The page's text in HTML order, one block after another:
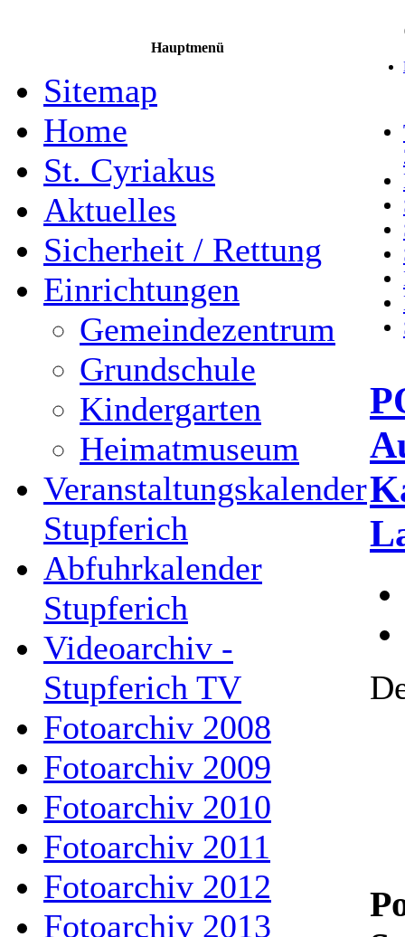
Hauptmenü
Sitemap
Home
St. Cyriakus
Aktuelles
Sicherheit / Rettung
Einrichtungen
Gemeindezentrum
Grundschule
Kindergarten
Heimatmuseum
Veranstaltungskalender
Stupferich
Abfuhrkalender
Stupferich
Videoarchiv -
Stupferich TV
Fotoarchiv 2008
Fotoarchiv 2009
Fotoarchiv 2010
Fotoarchiv 2011
Fotoarchiv 2012
Fotoarchiv 2013